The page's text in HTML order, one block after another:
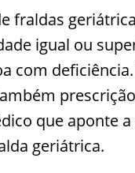
fraldas
igual ou
com
que aponte
geriátrica.